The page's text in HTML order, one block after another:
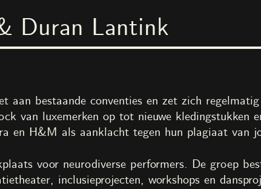
Duran Lantink
aan bestaande conventies en zet zich
van luxemerken op tot nieuwe kledingstukken
en H&M als aanklacht tegen hun plagiaat van
voor neurodiverse performers. De groep
inclusieprojecten, workshops en
Tentoonstellingen Educatie
Palace of Everyone
met No Limits! Art Castle
Alle